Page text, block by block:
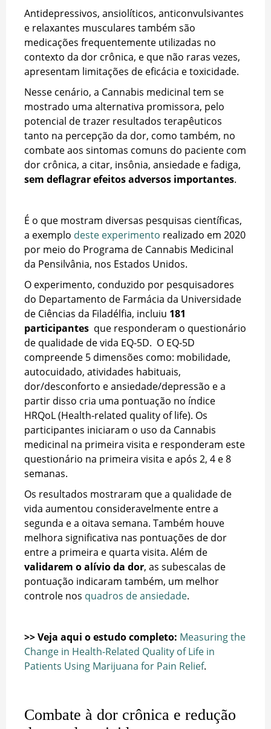
Antidepressivos, ansiolíticos, anticonvulsivantes
e relaxantes musculares também são
medicações frequentemente utilizadas no
contexto da dor crônica, e que não raras vezes,
apresentam limitações de eficácia e toxicidade.
Nesse cenário, a Cannabis medicinal tem se
mostrado uma alternativa promissora, pelo
potencial de trazer resultados terapêuticos
tanto na percepção da dor, como também, no
combate aos sintomas comuns do paciente com
dor crônica, a citar, insônia, ansiedade e fadiga,
sem deflagrar efeitos adversos importantes.
É o que mostram diversas pesquisas científicas,
a exemplo deste experimento realizado em 2020
por meio do Programa de Cannabis Medicinal
da Pensilvânia, nos Estados Unidos.
O experimento, conduzido por pesquisadores
do Departamento de Farmácia da Universidade
de Ciências da Filadélfia, incluiu 181
participantes que responderam o questionário
de qualidade de vida EQ-5D. O EQ-5D
compreende 5 dimensões como: mobilidade,
autocuidado, atividades habituais,
dor/desconforto e ansiedade/depressão e a
partir disso cria uma pontuação no índice
HRQoL (Health-related quality of life). Os
participantes iniciaram o uso da Cannabis
medicinal na primeira visita e responderam este
questionário na primeira visita e após 2, 4 e 8
semanas.
Os resultados mostraram que a qualidade de
vida aumentou consideravelmente entre a
segunda e a oitava semana. Também houve
melhora significativa nas pontuações de dor
entre a primeira e quarta visita. Além de
validarem o alívio da dor, as subescalas de
pontuação indicaram também, um melhor
controle nos quadros de ansiedade.
>> Veja aqui o estudo completo: Measuring the
Change in Health-Related Quality of Life in
Patients Using Marijuana for Pain Relief.
Combate à dor crônica e redução